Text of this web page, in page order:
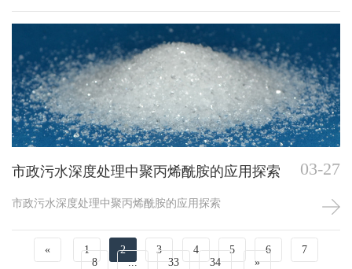
市政污水深度处理中聚丙烯酰胺的应用探索
市政污水深度处理中聚丙烯酰胺的应用探索
03-27
« 1 2 3 4 5 6
7
8
... 33 34 »